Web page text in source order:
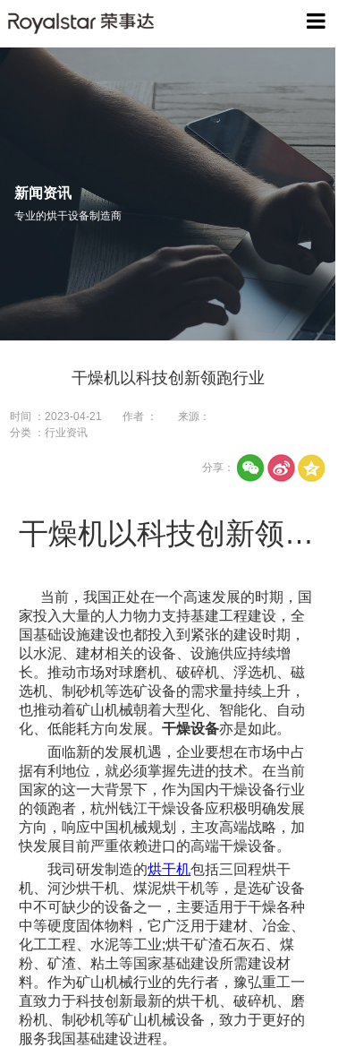
关于我们
产品中心
联系我们
新闻资讯
专业的烘干设备制造商
干燥机以科技创新领跑行业
时间 ：2023-04-21 作者 ：
来源：
分类 ：行业资讯
分享：
干燥机以科技创新领跑行业
当前，我国正处在一个高速发展的时期，国
家投入大量的人力物力支持基建工程建设，全
国基础设施建设也都投入到紧张的建设时期，
以水泥、建材相关的设备、设施供应持续增
长。推动市场对球磨机、破碎机、浮选机、磁
选机、制砂机等选矿设备的需求量持续上升，
也推动着矿山机械朝着大型化、智能化、自动
化、低能耗方向发展。干燥设备亦是如此。
面临新的发展机遇，企业要想在市场中占
据有利地位，就必须掌握先进的技术。在当前
国家的这一大背景下，作为国内干燥设备行业
的领跑者，杭州钱江干燥设备应积极明确发展
方向，响应中国机械规划，主攻高端战略，加
快发展目前严重依赖进口的高端干燥设备。
我司研发制造的烘干机包括三回程烘干
机、河沙烘干机、煤泥烘干机等，是选矿设备
中不可缺少的设备之一，主要适用于干燥各种
中等硬度固体物料，它广泛用于建材、冶金、
化工工程、水泥等工业;烘干矿渣石灰石、煤
粉、矿渣、粘土等国家基础建设所需建设材
料。作为矿山机械行业的先行者，豫弘重工一
直致力于科技创新最新的烘干机、破碎机、磨
粉机、制砂机等矿山机械设备，致力于更好的
服务我国基础建设进程。